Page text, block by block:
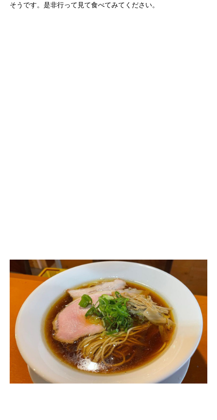
そうです。是非行って見て食べてみてください。